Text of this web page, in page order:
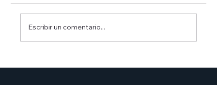
Escribir un comentario...